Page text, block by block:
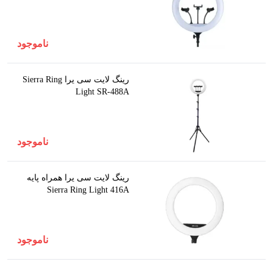
ناموجود
رینگ لایت سی یرا Sierra Ring
Light SR-488A
ناموجود
رینگ لایت سی یرا همراه پایه
Sierra Ring Light 416A
ناموجود